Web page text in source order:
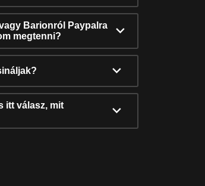
Barionról Paypalra
megtenni?
itt válasz, mit